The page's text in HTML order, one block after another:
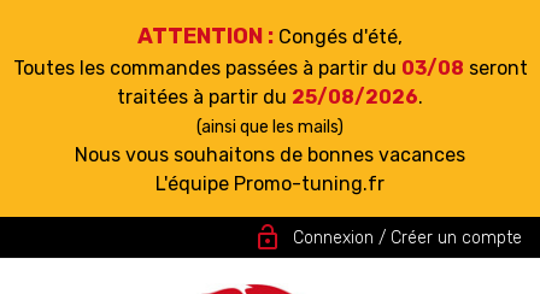
ATTENTION : Congés d'été,
Toutes les commandes passées à partir du 03/08 seront
traitées à partir du 25/08/2026.
(ainsi que les mails)
Nous vous souhaitons de bonnes vacances
L'équipe Promo-tuning.fr
lock_open Connexion / Créer un compte